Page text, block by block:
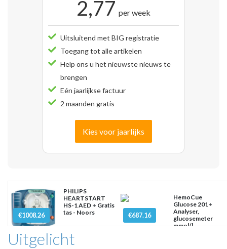
2,77 per week
Uitsluitend met BIG registratie
Toegang tot alle artikelen
Help ons u het nieuwste nieuws te
brengen
Eén jaarlijkse factuur
2 maanden gratis
Kies voor jaarlijks
€1008.26
PHILIPS
HEARTSTART
HS-1 AED + Gratis
tas - Noors
€687.16
HemoCue
Glucose 201+
Analyser,
glucosemeter
mmol/l
Uitgelicht